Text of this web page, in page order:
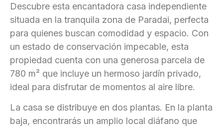
Descubre esta encantadora casa independiente
situada en la tranquila zona de Paradai, perfecta
para quienes buscan comodidad y espacio. Con
un estado de conservación impecable, esta
propiedad cuenta con una generosa parcela de
780 m² que incluye un hermoso jardín privado,
ideal para disfrutar de momentos al aire libre.
La casa se distribuye en dos plantas. En la planta
baja, encontrarás un amplio local diáfano que